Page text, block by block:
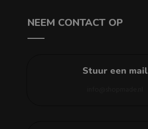
NEEM CONTACT OP
Stuur een mail